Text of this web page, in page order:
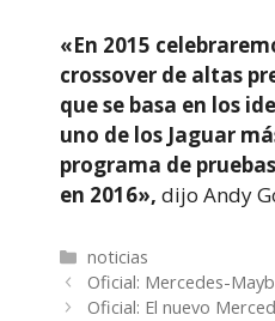
«En 2015
crossover de altas
que se basa en los
uno de los Jaguar
programa de
en 2016», dijo Andy
Categorías
noticias
Oficial: Mercedes-
Oficial: El nuevo